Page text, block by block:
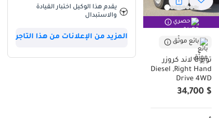
حصري
بائع موثّق
تويوتا لاند كروزر
Diesel ,Right Hand
Drive 4WD
$ 34,700
يقدم هذا الوكيل اختبار القيادة
والاستبدال
المزيد من الإعلانات من هذا التاجر